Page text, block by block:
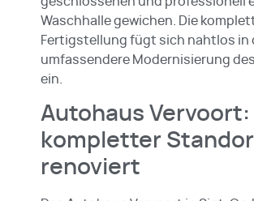
Waschhalle gewichen. Die
Fertigstellung fügt sich nahtlos in
umfassendere Modernisierung
ein.
Autohaus Vervoort:
kompletter
renoviert